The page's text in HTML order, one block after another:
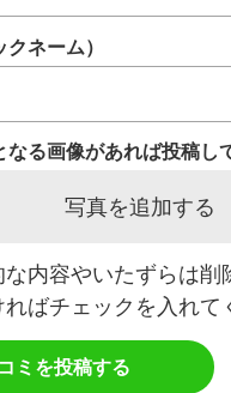
ネーム）
なる画像があれば投稿し
写真を追加する
な内容やいたずらは削
ればチェックを入れて
ミを投稿する